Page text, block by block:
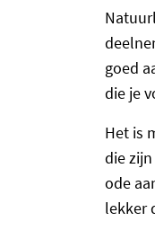
goed
die je
Het is
die
ode
lekker